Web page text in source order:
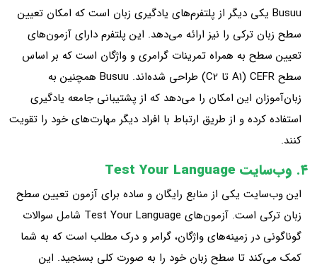
Busuu یکی دیگر از پلتفرم‌های یادگیری زبان است که امکان تعیین
سطح زبان ترکی را نیز ارائه می‌دهد. این پلتفرم دارای آزمون‌های
تعیین سطح به همراه تمرینات گرامری و واژگان است که بر اساس
سطح CEFR (A1 تا C2) طراحی شده‌اند. Busuu همچنین به
زبان‌آموزان این امکان را می‌دهد که از پشتیبانی جامعه یادگیری
استفاده کرده و از طریق ارتباط با افراد دیگر مهارت‌های خود را تقویت
کنند.
۴. وب‌سایت Test Your Language
این وب‌سایت یکی از منابع رایگان و ساده برای آزمون تعیین سطح
زبان ترکی است. آزمون‌های Test Your Language شامل سوالات
گوناگونی در زمینه‌های واژگان، گرامر و درک مطلب است که به شما
کمک می‌کند تا سطح زبان خود را به صورت کلی بسنجید. این